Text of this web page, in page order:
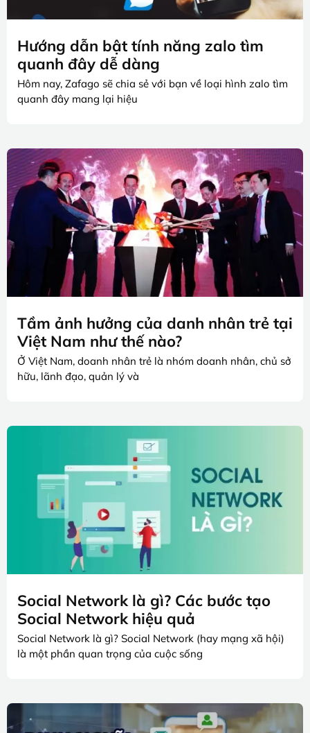
Hướng dẫn bật tính năng zalo tìm
quanh đây dễ dàng
Hôm nay, Zafago sẽ chia sẻ với bạn về loại hình zalo tìm
quanh đây mang lại hiệu
Tầm ảnh hưởng của danh nhân trẻ tại
Việt Nam như thế nào?
Ở Việt Nam, doanh nhân trẻ là nhóm doanh nhân, chủ sở
hữu, lãnh đạo, quản lý và
Social Network là gì? Các bước tạo
Social Network hiệu quả
Social Network là gì? Social Network (hay mạng xã hội)
là một phần quan trọng của cuộc sống